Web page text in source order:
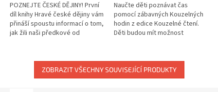
POZNEJTE ČESKÉ DĚJINY! První
díl knihy Hravé české dějiny vám
přináší spoustu informací o tom,
jak žili naši předkové od
Naučte děti poznávat čas
pomocí zábavných Kouzelných
hodin z edice Kouzelné čtení.
Děti budou mít možnost
se...
ZOBRAZIT VŠECHNY SOUVISEJÍCÍ PRODUKTY